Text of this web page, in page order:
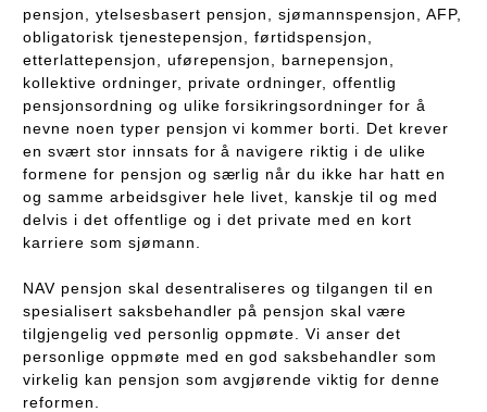
pensjon, ytelsesbasert pensjon, sjømannspensjon, AFP,
obligatorisk tjenestepensjon, førtidspensjon,
etterlattepensjon, uførepensjon, barnepensjon,
kollektive ordninger, private ordninger, offentlig
pensjonsordning og ulike forsikringsordninger for å
nevne noen typer pensjon vi kommer borti. Det krever
en svært stor innsats for å navigere riktig i de ulike
formene for pensjon og særlig når du ikke har hatt en
og samme arbeidsgiver hele livet, kanskje til og med
delvis i det offentlige og i det private med en kort
karriere som sjømann.
NAV pensjon skal desentraliseres og tilgangen til en
spesialisert saksbehandler på pensjon skal være
tilgjengelig ved personlig oppmøte. Vi anser det
personlige oppmøte med en god saksbehandler som
virkelig kan pensjon som avgjørende viktig for denne
reformen.